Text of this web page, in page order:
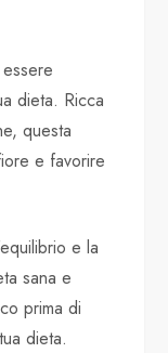
dieta. Ricca
questa
e favorire
e la
sana e
prima di
dieta.